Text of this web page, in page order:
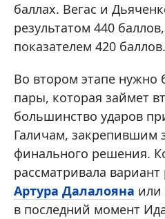
баллах. Вегас и
результатом 440
показателем 420 баллов.
Во втором этапе нужно
пары, которая займет
большинство ударов
Галичам, закрепившим
финального решения.
рассматривала
Артура Далалояна
в последний момент